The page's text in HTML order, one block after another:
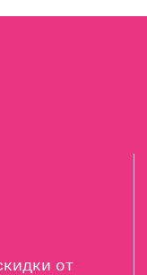
от